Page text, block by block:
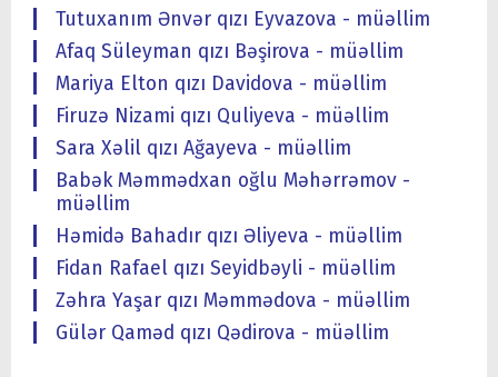
Tutuxanım Ənvər qızı Eyvazova - müəllim
Afaq Süleyman qızı Bəşirova - müəllim
Mariya Elton qızı Davidova - müəllim
Firuzə Nizami qızı Quliyeva - müəllim
Sara Xəlil qızı Ağayeva - müəllim
Babək Məmmədxan oğlu Məhərrəmov -
müəllim
Həmidə Bahadır qızı Əliyeva - müəllim
Fidan Rafael qızı Seyidbəyli - müəllim
Zəhra Yaşar qızı Məmmədova - müəllim
Gülər Qaməd qızı Qədirova - müəllim